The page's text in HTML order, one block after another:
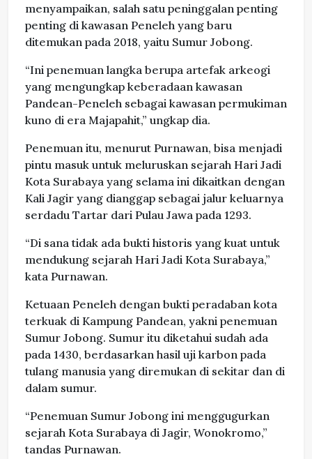
menyampaikan, salah satu peninggalan penting
penting di kawasan Peneleh yang baru
ditemukan pada 2018, yaitu Sumur Jobong.
“Ini penemuan langka berupa artefak arkeogi
yang mengungkap keberadaan kawasan
Pandean-Peneleh sebagai kawasan permukiman
kuno di era Majapahit,” ungkap dia.
Penemuan itu, menurut Purnawan, bisa menjadi
pintu masuk untuk meluruskan sejarah Hari Jadi
Kota Surabaya yang selama ini dikaitkan dengan
Kali Jagir yang dianggap sebagai jalur keluarnya
serdadu Tartar dari Pulau Jawa pada 1293.
“Di sana tidak ada bukti historis yang kuat untuk
mendukung sejarah Hari Jadi Kota Surabaya,”
kata Purnawan.
Ketuaan Peneleh dengan bukti peradaban kota
terkuak di Kampung Pandean, yakni penemuan
Sumur Jobong. Sumur itu diketahui sudah ada
pada 1430, berdasarkan hasil uji karbon pada
tulang manusia yang diremukan di sekitar dan di
dalam sumur.
“Penemuan Sumur Jobong ini menggugurkan
sejarah Kota Surabaya di Jagir, Wonokromo,”
tandas Purnawan.